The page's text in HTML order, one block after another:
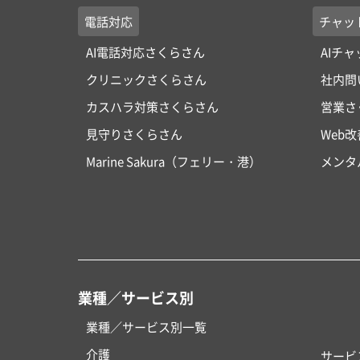
電話対応
AI電話対応さくらさん
クリニックさくらさん
カスハラ対策さくらさん
見守りさくらさん
Marine Sakura（フェリー・港）
チャッ
AIチャ
社内
営業
Web
メン
業種／サービス別
業種／サービス別一覧
介護
サービ